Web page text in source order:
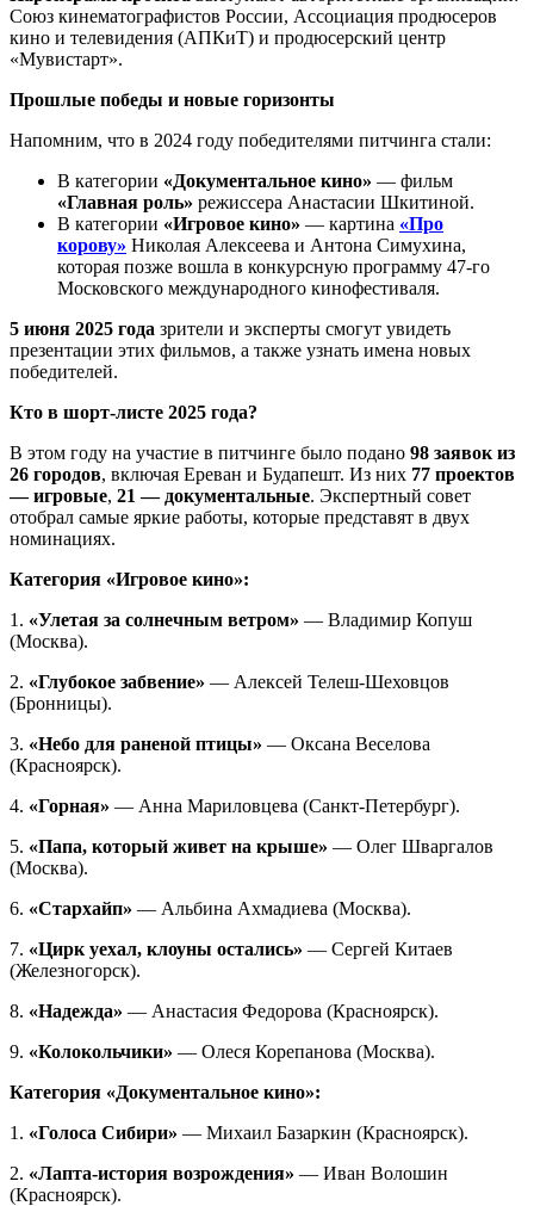
Союз кинематографистов России, Ассоциация продюсеров
кино и телевидения (АПКиТ) и продюсерский центр
«Мувистарт».
Прошлые победы и новые горизонты
Напомним, что в 2024 году победителями питчинга стали:
В категории «Документальное кино» — фильм
«Главная роль» режиссера Анастасии Шкитиной.
В категории «Игровое кино» — картина «Про
корову» Николая Алексеева и Антона Симухина,
которая позже вошла в конкурсную программу 47-го
Московского международного кинофестиваля.
5 июня 2025 года зрители и эксперты смогут увидеть
презентации этих фильмов, а также узнать имена новых
победителей.
Кто в шорт-листе 2025 года?
В этом году на участие в питчинге было подано 98 заявок из
26 городов, включая Ереван и Будапешт. Из них 77 проектов
— игровые, 21 — документальные. Экспертный совет
отобрал самые яркие работы, которые представят в двух
номинациях.
Категория «Игровое кино»:
1. «Улетая за солнечным ветром» — Владимир Копуш
(Москва).
2. «Глубокое забвение» — Алексей Телеш-Шеховцов
(Бронницы).
3. «Небо для раненой птицы» — Оксана Веселова
(Красноярск).
4. «Горная» — Анна Мариловцева (Санкт-Петербург).
5. «Папа, который живет на крыше» — Олег Шваргалов
(Москва).
6. «Стархайп» — Альбина Ахмадиева (Москва).
7. «Цирк уехал, клоуны остались» — Сергей Китаев
(Железногорск).
8. «Надежда» — Анастасия Федорова (Красноярск).
9. «Колокольчики» — Олеся Корепанова (Москва).
Категория «Документальное кино»:
1. «Голоса Сибири» — Михаил Базаркин (Красноярск).
2. «Лапта-история возрождения» — Иван Волошин
(Красноярск).